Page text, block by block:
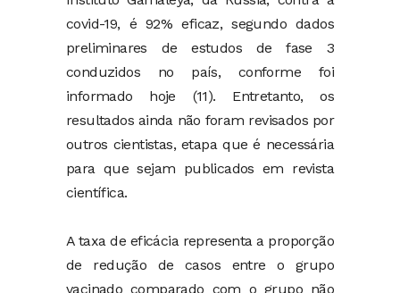
covid-19, é 92% eficaz, segundo dados
preliminares de estudos de fase 3
conduzidos no país, conforme foi
informado hoje (11). Entretanto, os
resultados ainda não foram revisados por
outros cientistas, etapa que é necessária
para que sejam publicados em revista
científica.
A taxa de eficácia representa a proporção
de redução de casos entre o grupo
vacinado comparado com o grupo não